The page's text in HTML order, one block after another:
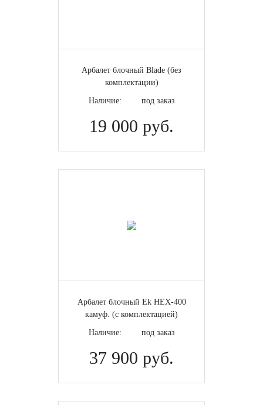
Арбалет блочный Blade (без
комплектации)
Наличие: под заказ
19 000 руб.
Арбалет блочный Ek HEX-400
камуф. (с комплектацией)
Наличие: под заказ
37 900 руб.